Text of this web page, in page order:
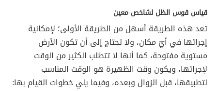
قياس قوس الظل لشاخص معين
تعد هذه الطريقة أسهل من الطريقة الأولى؛ لإمكانية
إجرائها في أيّ مكان، ولا تحتاج إلى أن تكون الأرض
مستوية مفتوحة، كما أنها لا تتطلب الكثير من الوقت
لإجرائها، ويكون وقت الظهيرة هو الوقت المناسب
لتطبيقها، قبل الزوال وبعده، وفيما يلي خطوات القيام بها: